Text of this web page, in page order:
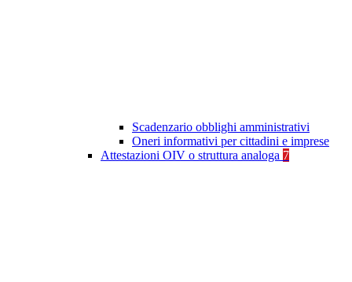
Scadenzario obblighi amministrativi
Oneri informativi per cittadini e imprese
Attestazioni OIV o struttura analoga 7